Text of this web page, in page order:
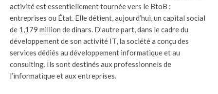
activité est essentiellement tournée vers le BtoB :
entreprises ou État. Elle détient, aujourd’hui, un capital social
de 1,179 million de dinars. D’autre part, dans le cadre du
développement de son activité IT, la société a conçu des
services dédiés au développement informatique et au
consulting. Ils sont destinés aux professionnels de
l’informatique et aux entreprises.